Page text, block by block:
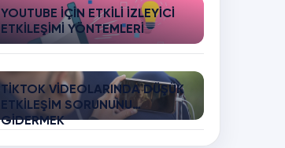
YOUTUBE İÇIN ETKILI İZLEYICI
ETKILEŞIMI YÖNTEMLERI
TIKTOK VIDEOLARINDA DÜŞÜK
ETKILEŞIM SORUNUNU
GIDERMEK